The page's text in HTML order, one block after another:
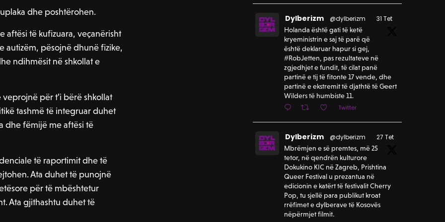
dhe poshtërohen.
aftësi të kufizuara, veçanërisht
autizëm, pësojnë dhunë fizike,
ndihmësit në shkollat ​​e
për t’i bërë shkollat
tashmë të integruar duhet
dhe fëmijë me aftësi të
të raportimit dhe të
Ata duhet të punojnë
për të mbështetur
Ata gjithashtu duhet të
Dylberizm @dylberizm 31 Tet
Holanda është gati të ketë
kryeministrin e saj të parë që
është deklaruar hapur si gej,
#RobJetten, pas rezultateve në
zgjedhjet e fundit, të cilat panë
partinë e tij të fitonte 17 vende, dhe
partinë e ekstremit të djathtë të Geert
Wilders të humbiste 11.
Twitter
Dylberizm @dylberizm 27 Tet
Mbrëmjen e së premtes, më 25
tetor, në qendrën kulturore
Dokukino KIC në Zagreb, Prishtina
Queer Festival u prezantua në
edicionin e katërt të festivalit Cherry
Pop, tu sjellë para publikut kroat
rrëfimet e dylberave të Kosovës
nëpërmjet filmit.